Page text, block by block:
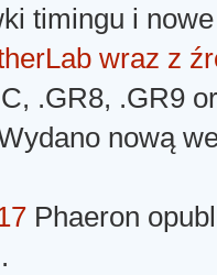
timingu i
wraz z
.GR8, .GR9
nową
Phaeron